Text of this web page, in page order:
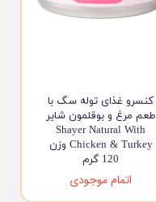
کنسرو غذای توله سگ با
طعم مرغ و بوقلمون شایر
Shayer Natural With
Chicken & Turkey وزن
120 گرم
اتمام موجودی